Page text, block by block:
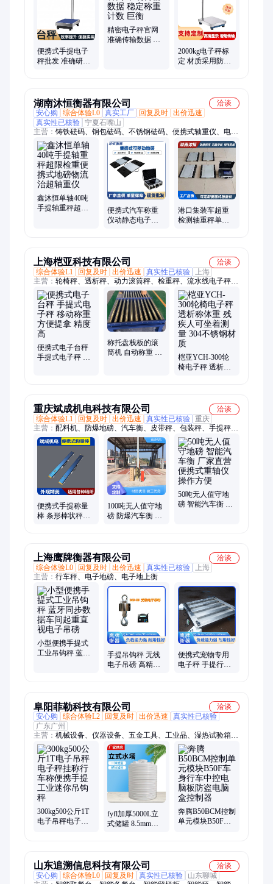
数台秤、电子桌秤、分析电子天平
便携式手提电子
秤批发 准确研发
精密电子秤官网
准确传输数据 稳
2000kg电子秤标
定 材质采用防腐
湖南沐恒衡器有限公司
洽谈
安心购
综合体验L0 真实工厂 回复及时 出价迅速
真实性已核验 宁夏石嘴山
主营： 铸铁砝码、钢包砝码、不锈钢砝码、便携式轴重仪、电子
台秤、锁型砝码、增坨砝码、单钩砝码、双钩砝码、镀铬砝码、
配重砝码、轴荷仪、电子地磅、汽车衡、电子天平
鑫沐恒单轴40吨
手提轴重秤超限
便携式汽车称重
仪动静态电子轴
港口集装车超重
检测轴重秤单轴
上海桤亚科技有限公司
洽谈
综合体验L1
回复及时 出价迅速 真实性已核验
上海
主营： 轮椅秤、透析秤、动力滚筒秤、检重秤、流水线电子秤、
灌装秤、防爆电子秤、地磅秤、移动电子秤、抓斗秤、自动称重
机、称重模块
便携式电子台秤
手提式电子秤 移
称托盘栈板的滚
筒机 自动称重 滚
桤亚YCH-300轮
椅电子秤 透析称
重庆斌成机电科技有限公司
洽谈
综合体验L1
回复及时 出价迅速 真实性已核验 重庆
主营： 配料机、防爆地磅、汽车衡、皮带秤、包装秤、手提秤、
称重配料控制系统、配料控制器、小地磅、无人值守地磅、包装
便携式手提称量
棒 条形棒状秤高
100吨无人值守地
磅 防爆汽车衡 维
50吨无人值守地
磅 智能汽车衡 厂
上海鹰牌衡器有限公司
洽谈
综合体验L0
回复及时 出价迅速 真实性已核验
上海
主营： 行车秤、电子地磅、电子地上衡
小型便携手提式
工业吊钩秤 蓝牙
手提吊钩秤 无线
电子吊磅 高精度
便携式宠物专用
电子秤 手提行李
阜阳菲勒科技有限公司
洽谈
安心购
综合体验L2 回复及时 出价迅速
真实性已核验
广东广州
主营： 机械设备、仪器设备、五金工具、工业品、湿热试验箱、
汽车四轮仪、汽车尾气分析仪、电动机、热成像仪、履带运输
车、静电测试仪、训练器械、出库仪、健身器材、涂层测厚仪、
旅行自行车、彩色复印机、音叉液位开关、稳压器、直流稳压电
源、红外线水平仪、烙铁焊、叫号器、燃气表
300kg500公斤1T
电子吊秤电子秤
fyfl加厚5000L立
式储罐 8.5mm壁
奔腾B50BCM控制
单元模块B50F车
山东追溯信息科技有限公司
洽谈
安心购
综合体验L0 回复及时 真实性已核验
山东聊城